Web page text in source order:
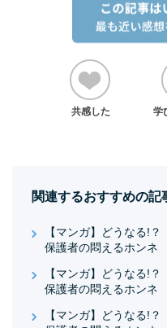
共感した 学
関連するおすすめの記
【マンガ】どうなる!
保護者の悶えるホンネ
【マンガ】どうなる!
保護者の悶えるホンネ
【マンガ】どうなる!